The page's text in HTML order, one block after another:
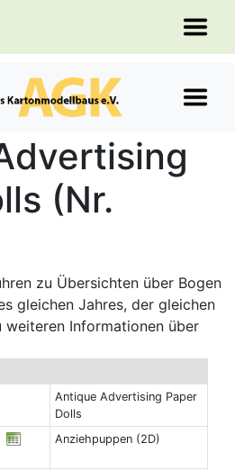
(Nr.
zu Übersichten über Bogen
gleichen Jahres, der gleichen
weiteren Informationen über
Antique Advertising Paper
Dolls
Anziehpuppen (2D)